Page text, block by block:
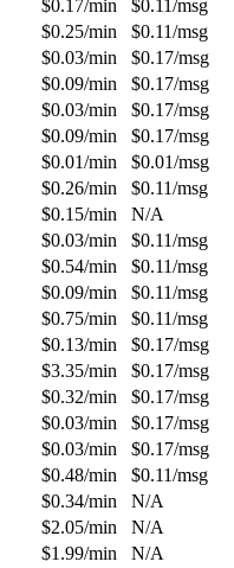
$0.17/min $0.11 /msg
$0.25/min $0.11/msg
$0.03/min $0.17/msg
$0.09/min $0.17/msg
$0.03/min $0.17/msg
$0.09/min $0.17/msg
$0.01/min $0.01/msg
$0.26/min $0.11/msg
$0.15/min
N/A
$0.03/min $0.11/msg
$0.54/min $0.11/msg
$0.09/min $0.11/msg
$0.75/min $0.11/msg
$0.13/min $0.17/msg
$3.35/min $0.17/msg
$0.32/min $0.17/msg
$0.03/min $0.17/msg
$0.03/min $0.17/msg
$0.48/min $0.11/msg
$0.34/min
N/A
$2.05/min
N/A
$1.99/min
N/A